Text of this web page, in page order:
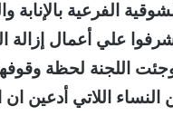
الفرعية بالإنابة
علي أعمال إزالة
اللجنة لحظة
اللاتي أدعين ان